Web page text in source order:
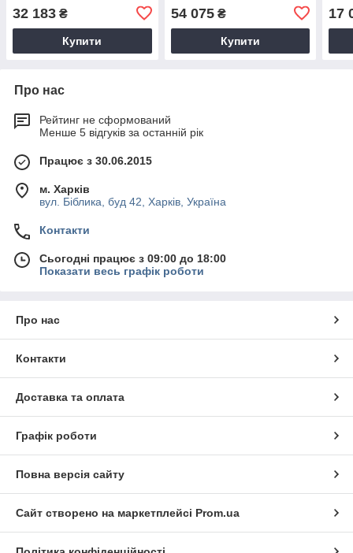
32 183 ₴
Купити
54 075₴
Купити
17
Про нас
Рейтинг не сформований
Менше 5 відгуків за останній рік
Працює з 30.06.2015
м. Харків
вул. Біблика, буд 42, Харків, Україна
Контакти
Сьогодні працює з 09:00 до 18:00
Показати весь графік роботи
Про нас
Контакти
Доставка та оплата
Графік роботи
Повна версія сайту
Сайт створено на маркетплейсі Prom.ua